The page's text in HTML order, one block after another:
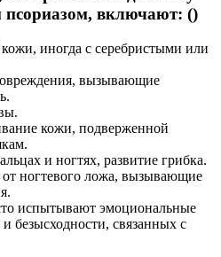
псориазом, включают: ()
иногда с серебристыми или
вызывающие
кожи, подверженной
и ногтях, развитие грибка.
ногтевого ложа, вызывающие
испытывают эмоциональные
и безысходности, связанных с